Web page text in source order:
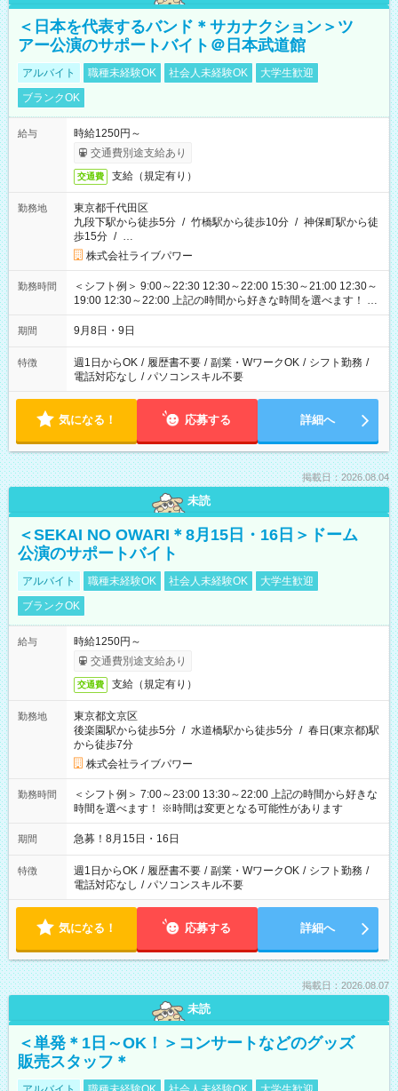
＜日本を代表するバンド＊サカナクション＞ツ
アー公演のサポートバイト＠日本武道館
アルバイト 職種未経験OK 社会人未経験OK
大学生歓迎
ブランクOK
給与
時給1250円～
交通費別途支給あり
交通費 支給（規定有り）
勤務地
東京都千代田区
九段下駅から徒歩5分 / 竹橋駅から徒歩10分 / 神保町駅から徒
歩15分 / …
株式会社ライブパワー
勤務時間
＜シフト例＞ 9:00～22:30 12:30～22:00 15:30～21:00 12:30～
19:00 12:30～22:00 上記の時間から好きな時間を選べます！ ※
時間は変更となる可能性があります
期間 9月8日・9日
特徴 週1日からOK / 履歴書不要 / 副業・WワークOK / シフト勤務 /
電話対応なし / パソコンスキル不要
気になる！ 応募する 詳細へ
掲載日：2026.08.04
未読
＜SEKAI NO OWARI＊8月15日・16日＞ドーム
公演のサポートバイト
アルバイト 職種未経験OK 社会人未経験OK
大学生歓迎
ブランクOK
給与
時給1250円～
交通費別途支給あり
交通費 支給（規定有り）
勤務地
東京都文京区
後楽園駅から徒歩5分 / 水道橋駅から徒歩5分 / 春日(東京都)駅
から徒歩7分
株式会社ライブパワー
勤務時間
＜シフト例＞ 7:00～23:00 13:30～22:00 上記の時間から好きな
時間を選べます！ ※時間は変更となる可能性があります
期間 急募！8月15日・16日
特徴 週1日からOK / 履歴書不要 / 副業・WワークOK / シフト勤務 /
電話対応なし / パソコンスキル不要
気になる！ 応募する 詳細へ
掲載日：2026.08.07
未読
＜単発＊1日～OK！＞コンサートなどのグッズ
販売スタッフ＊